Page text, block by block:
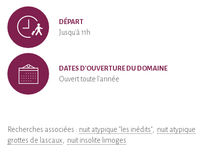
DÉPART
Jusqu'à 11h
DATES D'OUVERTURE DU DOMAINE
Ouvert toute l'année
Recherches associées : nuit atypique "les inédits"
nuit atypique
grottes de lascaux
nuit insolite limoges